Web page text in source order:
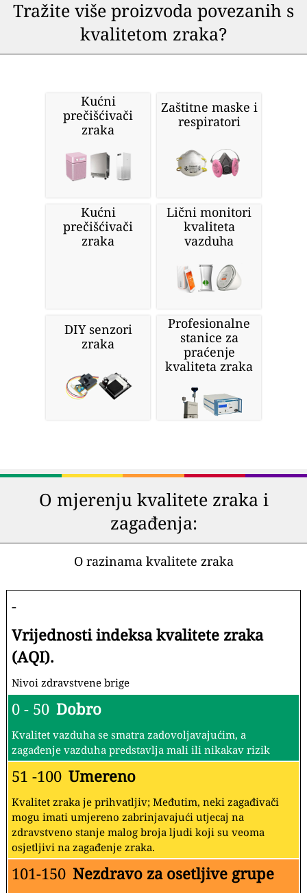
Tražite više proizvoda povezanih s
kvalitetom zraka?
Kućni
prečišćivači
zraka
Zaštitne maske i
respiratori
Kućni
prečišćivači
zraka
Lični monitori
kvaliteta
vazduha
DIY senzori
zraka
Profesionalne
stanice za
praćenje
kvaliteta zraka
O mjerenju kvalitete zraka i
zagađenja:
O razinama kvalitete zraka
-
Vrijednosti indeksa kvalitete zraka
(AQI).
Nivoi zdravstvene brige
0 - 50 Dobro
Kvalitet vazduha se smatra zadovoljavajućim, a
zagađenje vazduha predstavlja mali ili nikakav rizik
51 -100 Umereno
Kvalitet zraka je prihvatljiv; Međutim, neki zagađivači
mogu imati umjereno zabrinjavajući utjecaj na
zdravstveno stanje malog broja ljudi koji su veoma
osjetljivi na zagađenje zraka.
101-150 Nezdravo za osetljive grupe